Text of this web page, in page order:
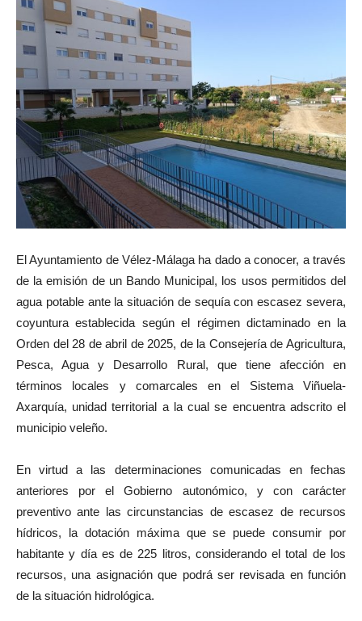
El Ayuntamiento de Vélez-Málaga ha dado a conocer, a través
de la emisión de un Bando Municipal, los usos permitidos del
agua potable ante la situación de sequía con escasez severa,
coyuntura establecida según el régimen dictaminado en la
Orden del 28 de abril de 2025, de la Consejería de Agricultura,
Pesca, Agua y Desarrollo Rural, que tiene afección en
términos locales y comarcales en el Sistema Viñuela-
Axarquía, unidad territorial a la cual se encuentra adscrito el
municipio veleño.
En virtud a las determinaciones comunicadas en fechas
anteriores por el Gobierno autonómico, y con carácter
preventivo ante las circunstancias de escasez de recursos
hídricos, la dotación máxima que se puede consumir por
habitante y día es de 225 litros, considerando el total de los
recursos, una asignación que podrá ser revisada en función
de la situación hidrológica.